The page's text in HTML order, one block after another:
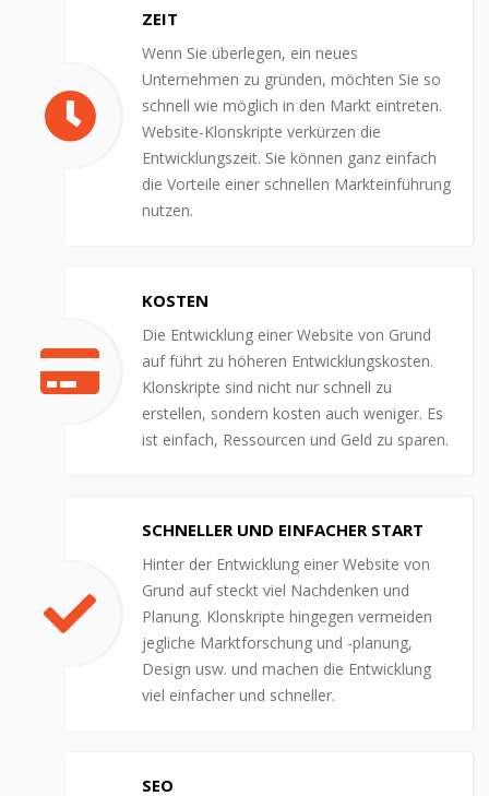
ZEIT
Wenn Sie überlegen, ein neues
Unternehmen zu gründen, möchten Sie so
schnell wie möglich in den Markt eintreten.
Website-Klonskripte verkürzen die
Entwicklungszeit. Sie können ganz einfach
die Vorteile einer schnellen Markteinführung
nutzen.
KOSTEN
Die Entwicklung einer Website von Grund
auf führt zu höheren Entwicklungskosten.
Klonskripte sind nicht nur schnell zu
erstellen, sondern kosten auch weniger. Es
ist einfach, Ressourcen und Geld zu sparen.
SCHNELLER UND EINFACHER START
Hinter der Entwicklung einer Website von
Grund auf steckt viel Nachdenken und
Planung. Klonskripte hingegen vermeiden
jegliche Marktforschung und -planung,
Design usw. und machen die Entwicklung
viel einfacher und schneller.
SEO